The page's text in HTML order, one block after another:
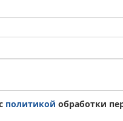
политикой обработки